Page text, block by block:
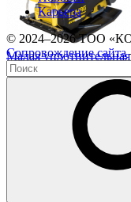
Малая
Карьера
© 2024–2026 ТОО
Cопровождение сайта